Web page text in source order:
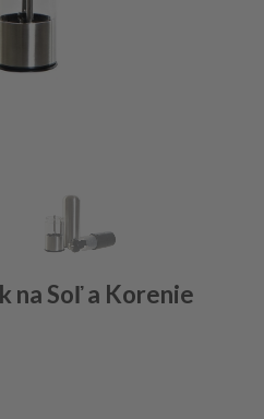
Soľ a Korenie